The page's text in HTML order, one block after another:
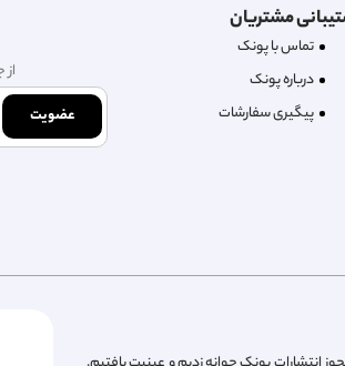
مشتریان
تماس با پونک
درباره‌ پونک
پیگیری سفارشات
عضویت